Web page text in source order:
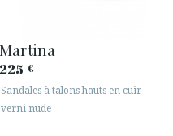
Martina
225 €
Sandales à talons hauts en cuir
verni nude